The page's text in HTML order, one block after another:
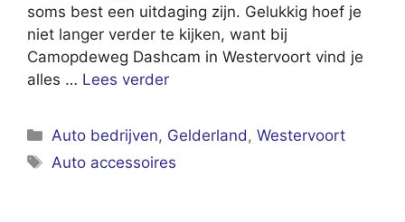
soms best een uitdaging zijn. Gelukkig hoef je
niet langer verder te kijken, want bij
Camopdeweg Dashcam in Westervoort vind je
alles … Lees verder
Categorieën
Auto bedrijven, Gelderland,Westervoort
Tags
Auto accessoires